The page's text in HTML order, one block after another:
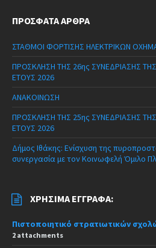
ΠΡΌΣΦΑΤΑ ΆΡΘΡΑ
ΣΤΑΘΜΟΙ ΦΟΡΤΙΣΗΣ ΗΛΕΚΤΡΙΚΩΝ
ΠΡΟΣΚΛΗΣΗ ΤΗΣ 26ης ΣΥΝΕΔΡΙΑΣΗΣ
ΕΤΟΥΣ 2026
ΑΝΑΚΟΙΝΩΣΗ
ΠΡΟΣΚΛΗΣΗ ΤΗΣ 25ης ΣΥΝΕΔΡΙΑΣΗΣ
ΕΤΟΥΣ 2026
Δήμος Ιθάκης: Ενίσχυση της
συνεργασία με τον Κοινωφελή Όμιλο
ΧΡΉΣΙΜΑ ΈΓΓΡΑΦΑ:
Πιστοποιητικό στρατιωτικών
2 attachments